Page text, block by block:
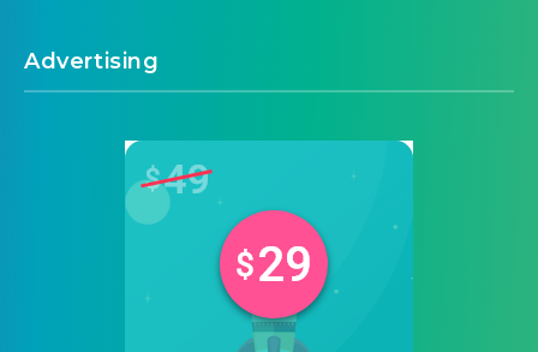
Advertising